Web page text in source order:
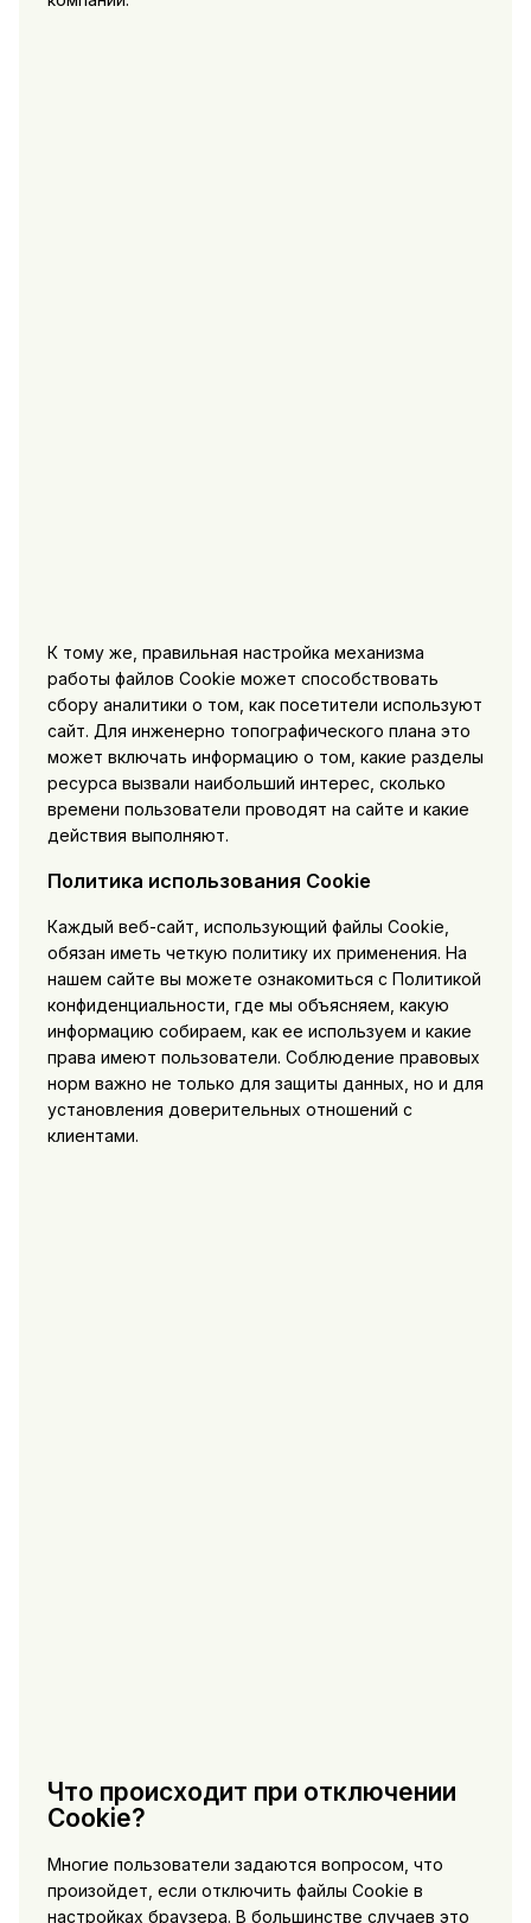
К тому же, правильная настройка механизма
работы файлов Cookie может способствовать
сбору аналитики о том, как посетители используют
сайт. Для инженерно топографического плана это
может включать информацию о том, какие разделы
ресурса вызвали наибольший интерес, сколько
времени пользователи проводят на сайте и какие
действия выполняют.
Политика использования Cookie
Каждый веб-сайт, использующий файлы Cookie,
обязан иметь четкую политику их применения. На
нашем сайте вы можете ознакомиться с Политикой
конфиденциальности, где мы объясняем, какую
информацию собираем, как ее используем и какие
права имеют пользователи. Соблюдение правовых
норм важно не только для защиты данных, но и для
установления доверительных отношений с
клиентами.
Что происходит при отключении
Cookie?
Многие пользователи задаются вопросом, что
произойдет, если отключить файлы Cookie в
настройках браузера. В большинстве случаев это